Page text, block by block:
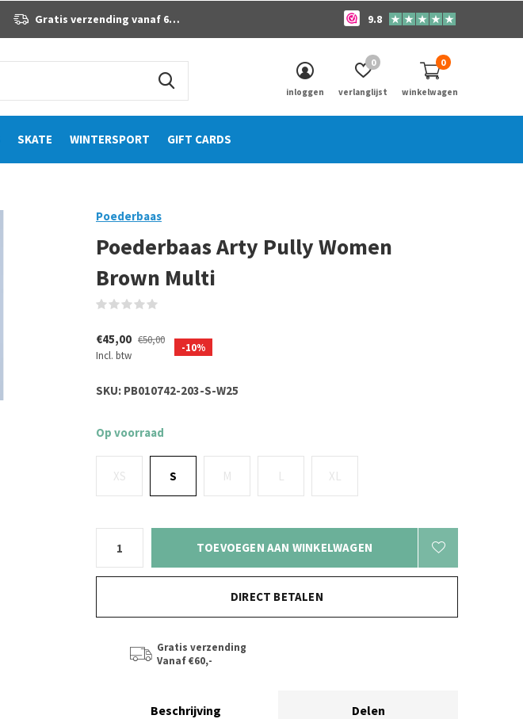
SKATE WINTERSPORT GIFT CARDS
inloggen verlanglijst
0
winkelwagen
0
Gratis verzending vanaf 60 euro 9.8
Poederbaas
Poederbaas Arty Pully Women
Brown Multi
€45,00 €50,00
Incl. btw
-10%
SKU: PB010742-203-S-W25
Op voorraad
XS S M L XL
TOEVOEGEN AAN WINKELWAGEN
DIRECT BETALEN
Gratis verzending
Vanaf €60,-
Beschrijving Delen